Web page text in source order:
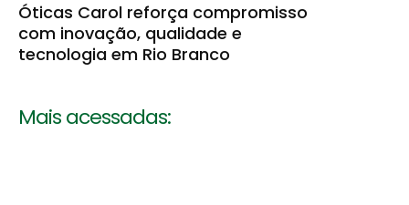
Óticas Carol reforça compromisso
com inovação, qualidade e
tecnologia em Rio Branco
Mais acessadas: